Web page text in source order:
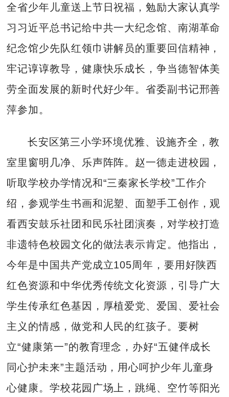
全省少年儿童送上节日祝福，勉励大家认真学
习习近平总书记给中共一大纪念馆、南湖革命
纪念馆少先队红领巾讲解员的重要回信精神，
牢记谆谆教导，健康快乐成长，争当德智体美
劳全面发展的新时代好少年。省委副书记邢善
萍参加。
长安区第三小学环境优雅、设施齐全，教
室里窗明几净、乐声阵阵。赵一德走进校园，
听取学校办学情况和“三秦家长学校”工作介
绍，参观学生书画和泥塑、面塑手工创作，观
看西安鼓乐社团和民乐社团演奏，对学校打造
非遗特色校园文化的做法表示肯定。他指出，
今年是中国共产党成立105周年，要用好陕西
红色资源和中华优秀传统文化资源，引导广大
学生传承红色基因，厚植爱党、爱国、爱社会
主义的情感，做党和人民的红孩子。要树
立“健康第一”的教育理念，办好“五健伴成长
同心护未来”主题活动，用心呵护少年儿童身
心健康。学校花园广场上，跳绳、空竹等阳光